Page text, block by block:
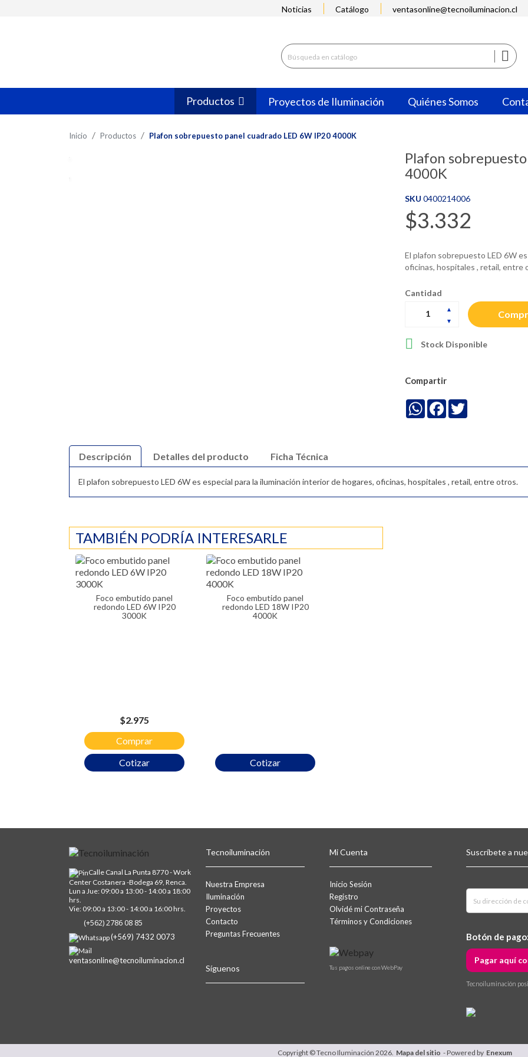
Noticias Catálogo ventasonline@tecnoiluminacion.cl

Productos Proyectos de Iluminación Quiénes Somos
Inicio Productos Plafon sobrepuesto panel cuadrado LED 6W IP20 4000K
Plafon
4000K
SKU 0400214006
$3.332
El plafon sobrepuesto LED 6W
oficinas, hospitales , retail, entre
Cantidad
 Stock Disponible
Compartir
WhatsApp
Facebook
Descripción Detalles del producto Ficha Técnica
El plafon sobrepuesto LED 6W es especial para la iluminación interior de hogares, oficinas, hospitales , retail, entre otros.
TAMBIÉN PODRÍA INTERESARLE
Foco embutido panel
redondo LED 6W IP20
3000K
Cotizar
Precio
$2.975
Comprar
Foco embutido panel
redondo LED 18W IP20
4000K
Cotizar
Calle Canal La Punta 8770 - Work
Center Costanera -Bodega 69, Renca.
Lun a Jue: 09:00 a 13:00 - 14:00 a 18:00
hrs.
Vie: 09:00 a 13:00 - 14:00 a 16:00 hrs.
(+562) 2786 08 85
(+569) 7432 0073
ventasonline@tecnoiluminacion.cl
Tecnoiluminación
Nuestra Empresa
Iluminación
Proyectos
Contacto
Preguntas Frecuentes
Síguenos
Mi Cuenta
Inicio Sesión
Registro
Olvidé mi Contraseña
Términos y Condiciones
Tus pagos online con WebPay
Suscríbete a
Botón de pago:
Pagar aquí
Tecnoiluminación
Copyright © Tecno Iluminación 2026. Mapa del sitio - Powered by Enexum